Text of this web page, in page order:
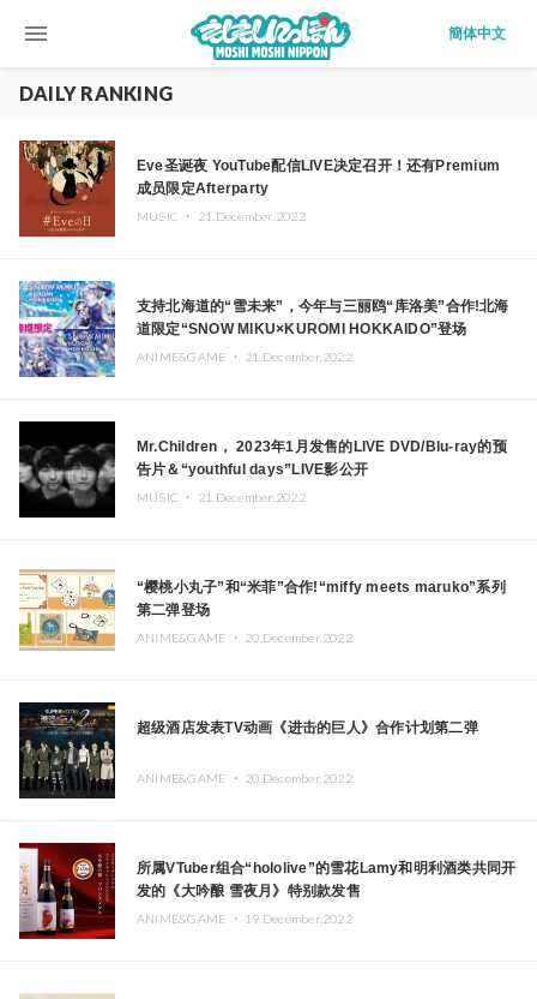
menu 簡体中文
DAILY RANKING
Eve圣诞夜 YouTube配信LIVE决定召开！还有Premium
成员限定Afterparty
MUSIC ・ 21.December.2022
支持北海道的“雪未来”，今年与三丽鸥“库洛美”合作!北海
道限定“SNOW MIKU×KUROMI HOKKAIDO”登场
ANIME&GAME ・ 21.December.2022
Mr.Children， 2023年1⽉发售的LIVE DVD/Blu-ray的预
告片＆“youthful days”LIVE影公开
MUSIC ・ 21.December.2022
“樱桃小丸子”和“米菲”合作!“miffy meets maruko”系列
第二弹登场
ANIME&GAME ・ 20.December.2022
超级酒店发表TV动画《进击的巨人》合作计划第二弹
ANIME&GAME ・ 20.December.2022
所属VTuber组合“hololive”的雪花Lamy和明利酒类共同开
发的《大吟酿 雪夜月》特别款发售
ANIME&GAME ・ 19.December.2022